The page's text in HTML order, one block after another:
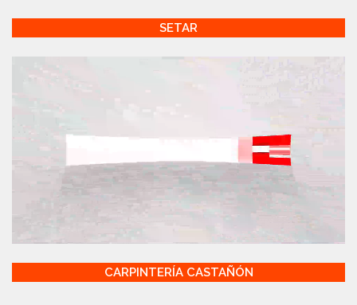
SETAR
CARPINTERÍA CASTAÑÓN